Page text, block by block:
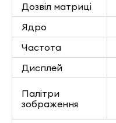
Дозвіл матриці
Ядро
Частота
Дисплей
Палітри
зображення